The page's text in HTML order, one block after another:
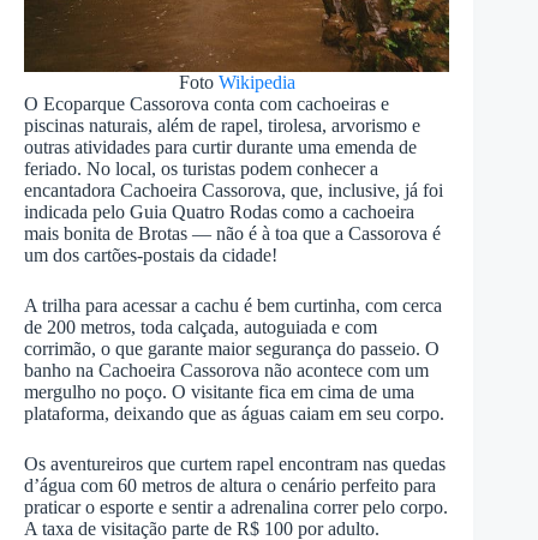
Foto Wikipedia
O Ecoparque Cassorova conta com cachoeiras e
piscinas naturais, além de rapel, tirolesa, arvorismo e
outras atividades para curtir durante uma emenda de
feriado. No local, os turistas podem conhecer a
encantadora Cachoeira Cassorova, que, inclusive, já foi
indicada pelo Guia Quatro Rodas como a cachoeira
mais bonita de Brotas — não é à toa que a Cassorova é
um dos cartões-postais da cidade!
A trilha para acessar a cachu é bem curtinha, com cerca
de 200 metros, toda calçada, autoguiada e com
corrimão, o que garante maior segurança do passeio. O
banho na Cachoeira Cassorova não acontece com um
mergulho no poço. O visitante fica em cima de uma
plataforma, deixando que as águas caiam em seu corpo.
Os aventureiros que curtem rapel encontram nas quedas
d’água com 60 metros de altura o cenário perfeito para
praticar o esporte e sentir a adrenalina correr pelo corpo.
A taxa de visitação parte de R$ 100 por adulto.